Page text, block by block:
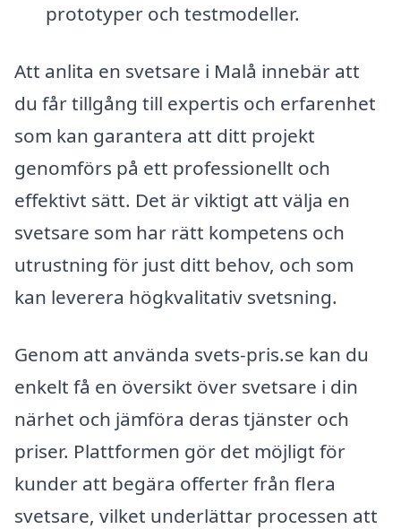
prototyper och testmodeller.
Att anlita en svetsare i Malå innebär att
du får tillgång till expertis och erfarenhet
som kan garantera att ditt projekt
genomförs på ett professionellt och
effektivt sätt. Det är viktigt att välja en
svetsare som har rätt kompetens och
utrustning för just ditt behov, och som
kan leverera högkvalitativ svetsning.
Genom att använda svets-pris.se kan du
enkelt få en översikt över svetsare i din
närhet och jämföra deras tjänster och
priser. Plattformen gör det möjligt för
kunder att begära offerter från flera
svetsare, vilket underlättar processen att